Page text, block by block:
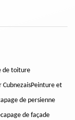
de toiture
Peinture et
de persienne
de façade